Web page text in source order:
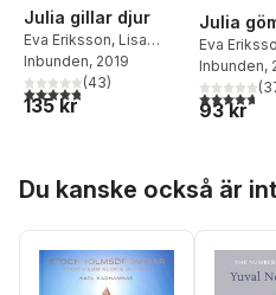
Julia gillar djur
Eva Eriksson, Lisa
Moroni
Inbunden, 2019
4,8utav 5 stjärnor. Totalt antal röster:
(43)
135 kr
Julia
Eva
Moroni
Inbunden,
4,7utav 5(
93 kr
Du kanske också är